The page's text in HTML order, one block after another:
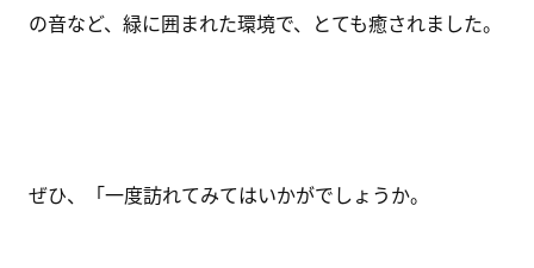
の音など、緑に囲まれた環境で、とても癒されました。
ぜひ、「一度訪れてみてはいかがでしょうか。